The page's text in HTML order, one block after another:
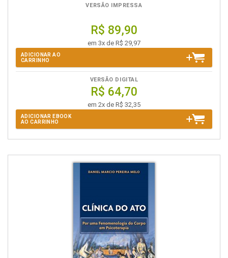
VERSÃO IMPRESSA
R$ 89,90
em 3x de R$ 29,97
ADICIONAR AO
CARRINHO
VERSÃO DIGITAL
R$ 64,70
em 2x de R$ 32,35
ADICIONAR EBOOK
AO CARRINHO